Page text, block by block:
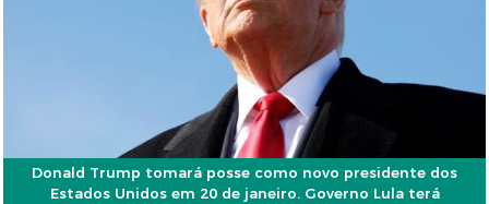
Donald Trump tomará posse como novo presidente dos
Estados Unidos em 20 de janeiro. Governo Lula terá